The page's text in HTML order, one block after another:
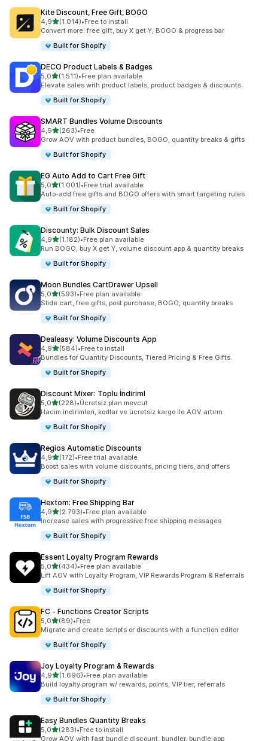
Kite Discount, Free Gift, BOGO
4,95 yıldız üzerinden
(1.014)
toplam 1014 değerlendirme
•Free to install
Convert more: free gift, buy X get Y, BOGO & progress bar
Built for Shopify
DECO Product Labels & Badges
5,05 yıldız üzerinden
(1.511)
toplam 1511 değerlendirme
•Free plan available
Elevate sales with product labels, product badges & discounts
Built for Shopify
SMART Bundles Volume Discounts
4,95 yıldız üzerinden
(263)
toplam 263 değerlendirme
•Free
Grow AOV with product bundles, BOGO, quantity breaks & gifts
Built for Shopify
EG Auto Add to Cart Free Gift
5,05 yıldız üzerinden
(1.001)
toplam 1001 değerlendirme
•Free trial available
Auto-add free gifts and BOGO offers with smart targeting rules
Built for Shopify
Discounty: Bulk Discount Sales
4,95 yıldız üzerinden
(1.182)
toplam 1182 değerlendirme
•Free plan available
Run BOGO, buy X get Y, volume discount app & quantity breaks
Built for Shopify
Moon Bundles CartDrawer Upsell
5,05 yıldız üzerinden
(593)
toplam 593 değerlendirme
•Free plan available
Slide cart, free gifts, post purchase, BOGO, quantity breaks
Built for Shopify
Dealeasy: Volume Discounts App
4,95 yıldız üzerinden
(584)
toplam 584 değerlendirme
•Free to install
Bundles for Quantity Discounts, Tiered Pricing & Free Gifts.
Built for Shopify
Discount Mixer: Toplu İndiriml
5,05 yıldız üzerinden
(228)
toplam 228 değerlendirme
•Ücretsiz plan mevcut
Hacim indirimleri, kodlar ve ücretsiz kargo ile AOV artırın
Built for Shopify
Regios Automatic Discounts
4,95 yıldız üzerinden
(172)
toplam 172 değerlendirme
•Free trial available
Boost sales with volume discounts, pricing tiers, and offers
Built for Shopify
Hextom: Free Shipping Bar
4,95 yıldız üzerinden
(2.793)
toplam 2793 değerlendirme
•Free plan available
Increase sales with progressive free shipping messages
Built for Shopify
Essent Loyalty Program Rewards
5,05 yıldız üzerinden
(434)
toplam 434 değerlendirme
•Free plan available
Lift AOV with Loyalty Program, VIP Rewards Program & Referrals
Built for Shopify
FC ‑ Functions Creator Scripts
5,05 yıldız üzerinden
(89)
toplam 89 değerlendirme
•Free
Migrate and create scripts or discounts with a function editor
Built for Shopify
Joy Loyalty Program & Rewards
4,95 yıldız üzerinden
(1.696)
toplam 1696 değerlendirme
•Free plan available
Build loyalty program w/ rewards, points, VIP tier, referrals
Built for Shopify
Easy Bundles Quantity Breaks
5,05 yıldız üzerinden
(283)
toplam 283 değerlendirme
•Free to install
Grow AOV with fast bundle discount, bundler, bundle app